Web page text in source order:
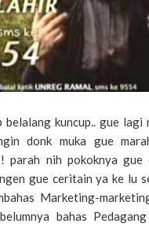
belalang kuncup.. gue lagi
donk muka gue
parah nih pokoknya gue
gue ceritain ya ke lu
Marketing-
bahas